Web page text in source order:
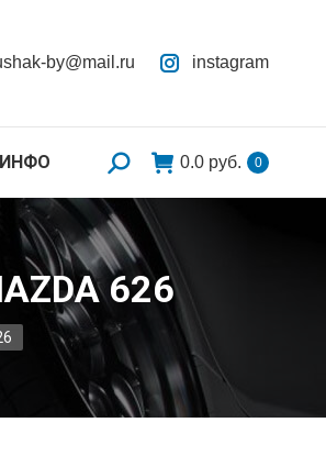
by@mail.ru instagram
ИНФО 0.0 руб. 0
626